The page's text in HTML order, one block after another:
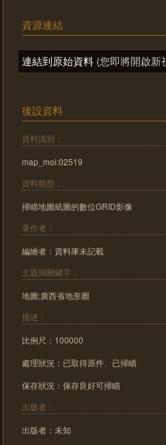
資源連結
連結到原始資料 (您即將開啟新
後設資料
資料識別：
map_moi:02519
資料類型：
掃瞄地圖紙圖的數位GRID影像
著作者：
編繪者：資料庫未記載
主題與關鍵字：
地圖;廣西省地形圖
描述：
比例尺：100000
處理狀況：已取得原件、已掃瞄
保存狀況：保存良好可掃瞄
出版者：
出版者：未知